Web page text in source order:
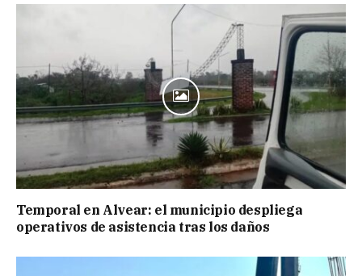
Temporal en Alvear: el municipio despliega
operativos de asistencia tras los daños